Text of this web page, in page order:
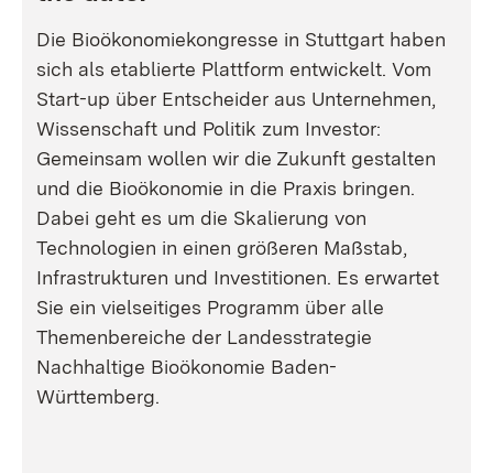
Die Bioökonomiekongresse in Stuttgart haben
sich als etablierte Plattform entwickelt. Vom
Start-up über Entscheider aus Unternehmen,
Wissenschaft und Politik zum Investor:
Gemeinsam wollen wir die Zukunft gestalten
und die Bioökonomie in die Praxis bringen.
Dabei geht es um die Skalierung von
Technologien in einen größeren Maßstab,
Infrastrukturen und Investitionen. Es erwartet
Sie ein vielseitiges Programm über alle
Themenbereiche der Landesstrategie
Nachhaltige Bioökonomie Baden-
Württemberg.